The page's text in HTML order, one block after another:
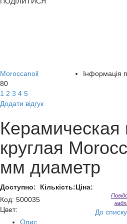
Інформація
Moroccanoil
80
1 2 3 4 5
Додати відгук
Керамическая
круглая
мм диаметр
Доступно: Кількість:Ціна:
Код: 500035
Цвет:
До
Опис